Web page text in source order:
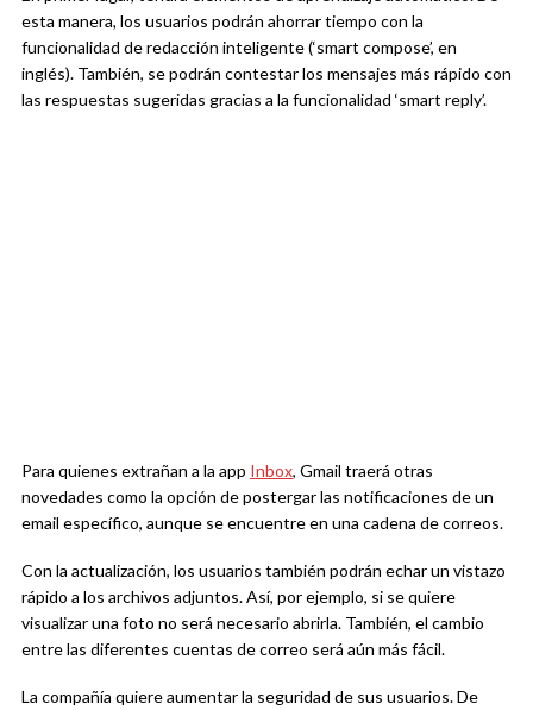
esta manera, los usuarios podrán ahorrar tiempo con la
funcionalidad de redacción inteligente (‘smart compose’, en
inglés). También, se podrán contestar los mensajes más rápido con
las respuestas sugeridas gracias a la funcionalidad ‘smart reply’.
Para quienes extrañan a la app Inbox, Gmail traerá otras
novedades como la opción de postergar las notificaciones de un
email específico, aunque se encuentre en una cadena de correos.
Con la actualización, los usuarios también podrán echar un vistazo
rápido a los archivos adjuntos. Así, por ejemplo, si se quiere
visualizar una foto no será necesario abrirla. También, el cambio
entre las diferentes cuentas de correo será aún más fácil.
La compañía quiere aumentar la seguridad de sus usuarios. De